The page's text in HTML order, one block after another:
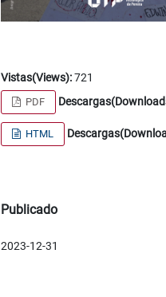
Vistas(Views):721
PDF
HTML
Publicado
2023-12-31